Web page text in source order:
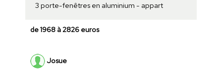
3 porte-fenêtres en aluminium - appart
de 1968 à 2826 euros
Josue